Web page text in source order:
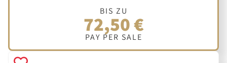
BIS ZU
72,50 €
PAY PER SALE